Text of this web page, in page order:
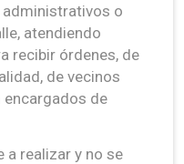
administrativos o
atendiendo
recibir órdenes, de
de vecinos
encargados de
a realizar y no se